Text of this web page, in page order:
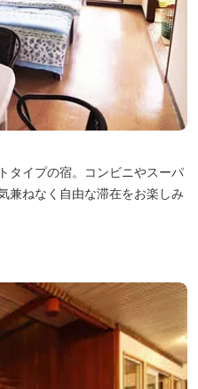
タイプの宿。コンビニやスーパ
兼ねなく自由な滞在をお楽しみ